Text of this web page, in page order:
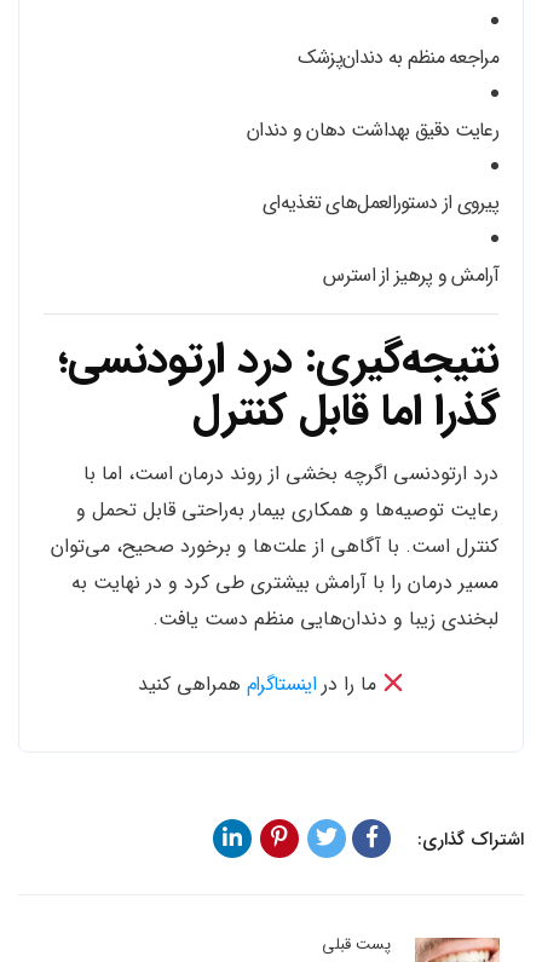
مراجعه منظم به دندان‌پزشک
رعایت دقیق بهداشت دهان و دندان
پیروی از دستورالعمل‌های تغذیه‌ای
آرامش و پرهیز از استرس
نتیجه‌گیری: درد ارتودنسی؛
گذرا اما قابل کنترل
درد ارتودنسی اگرچه بخشی از روند درمان است، اما با
رعایت توصیه‌ها و همکاری بیمار به‌راحتی قابل تحمل و
کنترل است. با آگاهی از علت‌ها و برخورد صحیح، می‌توان
مسیر درمان را با آرامش بیشتری طی کرد و در نهایت به
لبخندی زیبا و دندان‌هایی منظم دست یافت.
ما را دراینستاگرام همراهی کنید
اشتراک گذاری:
پست قبلی